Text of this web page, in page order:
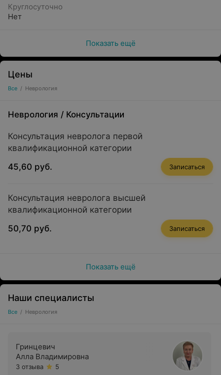
Круглосуточно
Нет
Показать ещё
Цены
Все / Неврология
Неврология / Консультации
Консультация невролога первой
квалификационной категории
45,60 руб.
Записаться
Консультация невролога высшей
квалификационной категории
50,70 руб.
Записаться
Показать ещё
Наши специалисты
Все / Неврология
Гринцевич
Алла Владимировна
3 отзыва
5